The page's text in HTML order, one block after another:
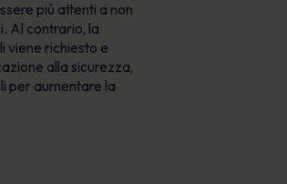
più attenti a non
Al contrario, la
viene richiesto e
alla sicurezza,
per aumentare la